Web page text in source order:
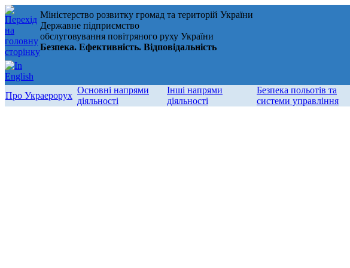
Міністерство розвитку громад та територій України
Державне підприємство
обслуговування повітряного руху України
Безпека. Ефективність. Відповідальність
Про Украерорух
Основні напрями
діяльності
Інші напрями
діяльності
Безпека польотів та
системи управління